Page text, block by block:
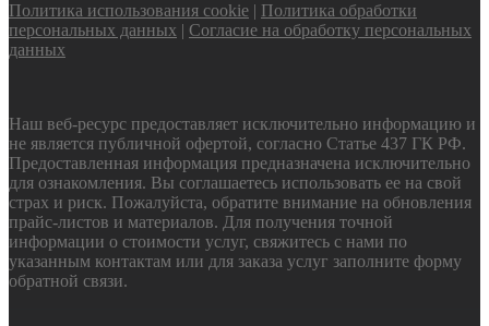
Политика использования cookie | Политика обработки
персональных данных | Согласие на обработку персональных
данных
Наш веб-ресурс предоставляет исключительно информацию и
не является публичной офертой, согласно Статье 437 ГК РФ.
Предоставленная информация предназначена исключительно
для ознакомления. Вы соглашаетесь использовать ее на свой
страх и риск. Пожалуйста, обратите внимание на обновления
прайс-листов и материалов. Для получения точной
информации о стоимости услуг, свяжитесь с нами по
указанным контактам или для заказа услуг заполните форму
обратной связи.